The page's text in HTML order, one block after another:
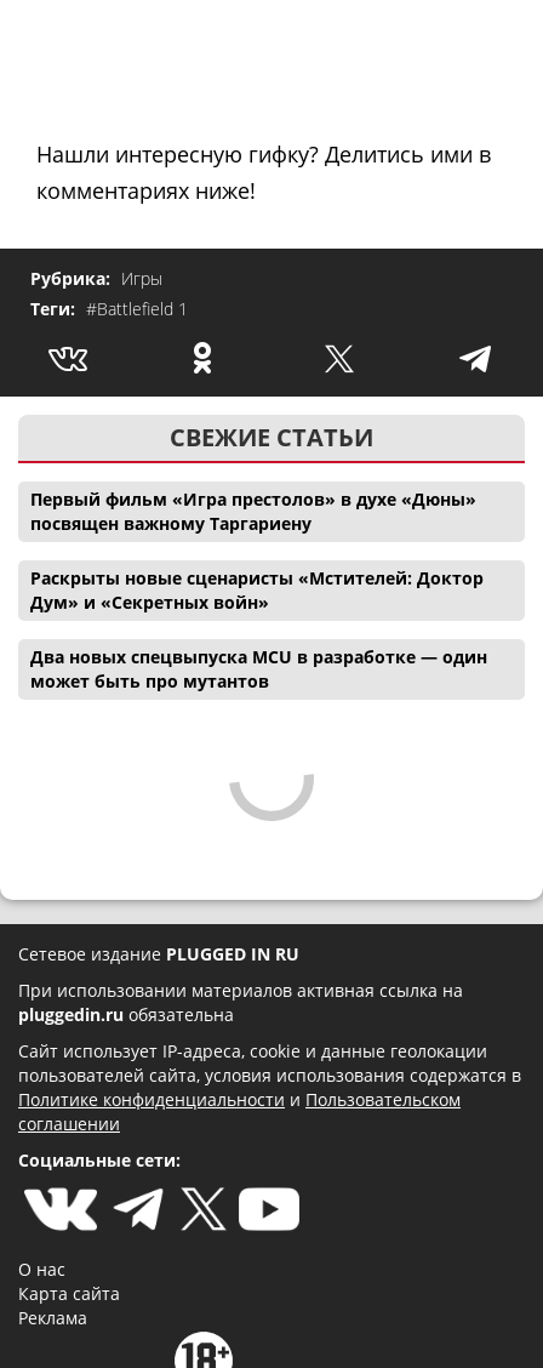
Нашли интересную гифку? Делитись ими в
комментариях ниже!
Рубрика: Игры
Теги: #Battlefield 1
СВЕЖИЕ СТАТЬИ
Первый фильм «Игра престолов» в духе «Дюны»
посвящен важному Таргариену
Раскрыты новые сценаристы «Мстителей: Доктор
Дум» и «Секретных войн»
Два новых спецвыпуска MCU в разработке — один
может быть про мутантов
Сетевое издание PLUGGED IN RU
При использовании материалов активная ссылка на
pluggedin.ru обязательна
Сайт использует IP-адреса, cookie и данные геолокации
пользователей сайта, условия использования содержатся в
Политике конфиденциальности и Пользовательском
соглашении
Социальные сети:
О нас
Карта сайта
Реклама